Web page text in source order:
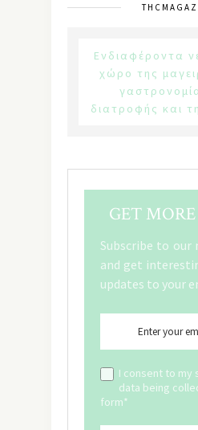
Ενδιαφέροντα
χώρο της
διατροφής και
GET
Subscribe to
and get
updates to your
I consent to my
data being
form*